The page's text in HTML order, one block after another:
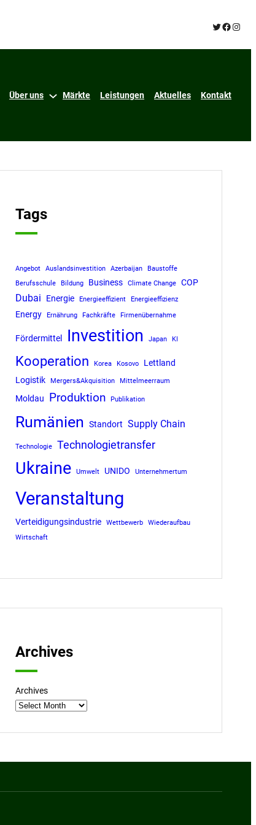
Twitter
Über uns Märkte Leistungen Aktuelles Kontakt
Tags
Angebot Auslandsinvestition Azerbaijan
Baustoffe
Berufsschule
Bildung Business Climate Change COP
Dubai Energie Energieeffizient Energieeffizienz
Energy Ernährung Fachkräfte Firmenübernahme
Fördermittel Investition Japan KI
Kooperation Korea Kosovo
Lettland
Logistik
Mergers&Akquisition Mittelmeerraum
Moldau Produktion Publikation
Rumänien Standort Supply Chain
Technologie Technologietransfer
Ukraine Umwelt UNIDO Unternehmertum
Veranstaltung
Verteidigungsindustrie Wettbewerb
Wiederaufbau
Wirtschaft
Archives
Archives